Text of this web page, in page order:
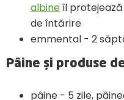
albineîl
de întărire
emmental - 2
Pâine și produse
pâine - 5 zile,